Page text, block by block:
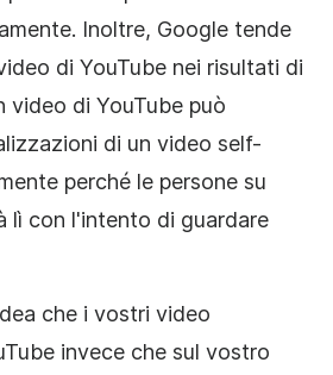
Inoltre, Google tende
di YouTube nei risultati di
video di YouTube può
di un video self-
perché le persone su
lì con l'intento di guardare
che i vostri video
invece che sul vostro